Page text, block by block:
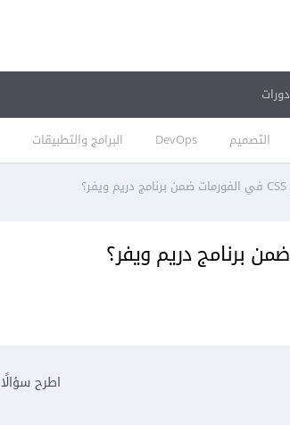
التصميم DevOps البرامج والتطبيقات
دورات
اطرح سؤالًا